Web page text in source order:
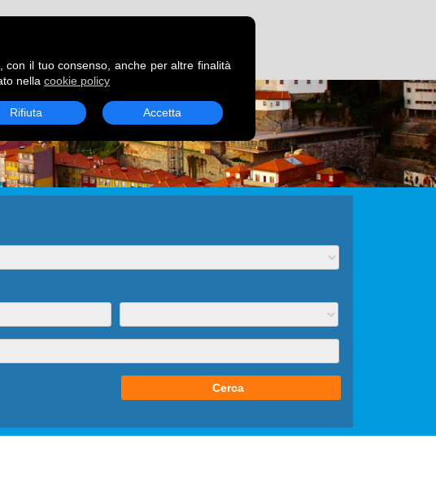
il tuo consenso, anche per altre finalità
nella cookie policy
Rifiuta Accetta